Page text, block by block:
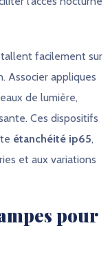
facilement sur
Associer appliques
de lumière,
Ces dispositifs
étanchéité ip65,
et aux variations
pour